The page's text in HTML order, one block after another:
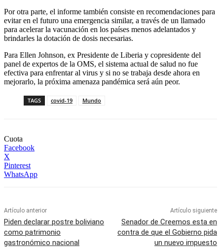
Por otra parte, el informe también consiste en recomendaciones para
evitar en el futuro una emergencia similar, a través de un llamado
para acelerar la vacunación en los países menos adelantados y
brindarles la dotación de dosis necesarias.
Para Ellen Johnson, ex Presidente de Liberia y copresidente del
panel de expertos de la OMS, el sistema actual de salud no fue
efectiva para enfrentar al virus y si no se trabaja desde ahora en
mejorarlo, la próxima amenaza pandémica será aún peor.
TAGS covid-19 Mundo
Cuota
Facebook
X
Pinterest
WhatsApp
Artículo anterior
Piden declarar postre boliviano
como patrimonio
gastronómico nacional
Artículo siguiente
Senador de Creemos esta en
contra de que el Gobierno pida
un nuevo impuesto